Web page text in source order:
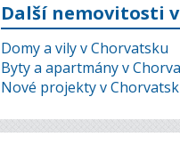
Další nemovitosti
Domy a vily v Chorvatsku
Byty a apartmány v
Nové projekty v